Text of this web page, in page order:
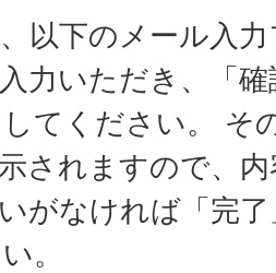
以下のメール入
力いただき、「
てください。 そ
されますので、
がなければ「完
。